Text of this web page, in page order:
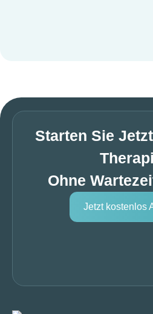
Starten Sie
Ohne
Jetzt kostenlos